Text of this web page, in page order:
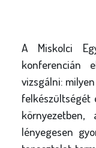
A Miskolci
konferencián
vizsgálni:
felkészültségét
lényegesen